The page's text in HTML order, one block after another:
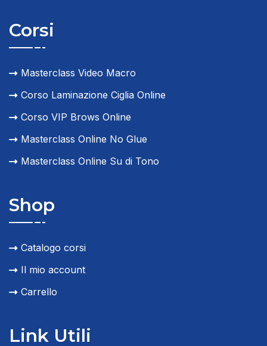
Corsi
Masterclass Video Macro
Corso Laminazione Ciglia Online
Corso VIP Brows Online
Masterclass Online No Glue
Masterclass Online Su di Tono
Shop
Catalogo corsi
Il mio account
Carrello
Link Utili